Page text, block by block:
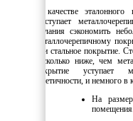
В качестве
выступает
желания сэкономить
металлочерепичному
или стальное покрытие.
несколько ниже, чем
покрытие уступает
эстетичности, и немного в
На
помещения.